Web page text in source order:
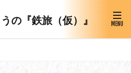
の『鉄旅（仮）』